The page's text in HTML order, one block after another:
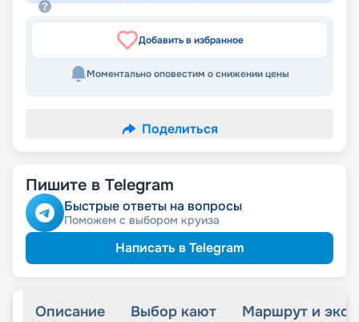
Добавить в избранное
Моментально оповестим о снижении цены
Поделиться
Пишите в Telegram
Быстрые ответы на вопросы
Поможем с выбором круиза
Написать в Telegram
Описание Выбор кают Маршрут и